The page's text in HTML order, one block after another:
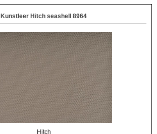
Kunstleer Hitch seashell 8964
Hitch